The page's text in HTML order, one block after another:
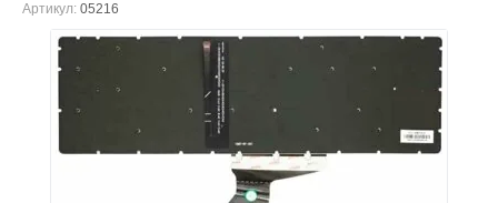
Артикул: 05216